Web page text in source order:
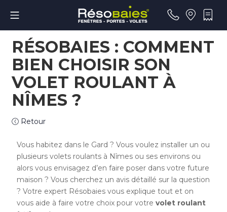
RÉSOBAIES : COMMENT
BIEN CHOISIR SON
VOLET ROULANT À
NÎMES ?
Retour
Vous habitez dans le Gard ? Vous voulez installer un ou
plusieurs volets roulants à Nîmes ou ses environs ou
alors vous envisagez d’en faire poser dans votre future
maison ? Vous cherchez un avis détaillé sur la question
? Votre expert Résobaies vous explique tout et on
vous aide à faire votre choix pour votre volet roulant